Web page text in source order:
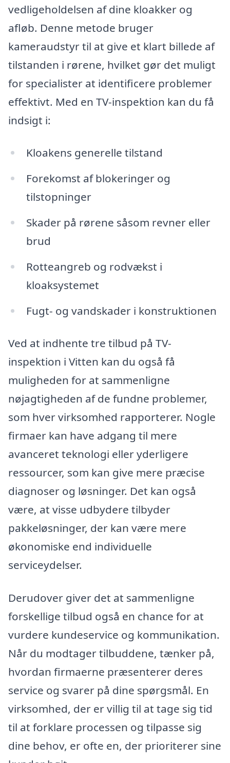
vedligeholdelsen af dine kloakker og
afløb. Denne metode bruger
kameraudstyr til at give et klart billede af
tilstanden i rørene, hvilket gør det muligt
for specialister at identificere problemer
effektivt. Med en TV-inspektion kan du få
indsigt i:
Kloakens generelle tilstand
Forekomst af blokeringer og
tilstopninger
Skader på rørene såsom revner eller
brud
Rotteangreb og rodvækst i
kloaksystemet
Fugt- og vandskader i konstruktionen
Ved at indhente tre tilbud på TV-
inspektion i Vitten kan du også få
muligheden for at sammenligne
nøjagtigheden af de fundne problemer,
som hver virksomhed rapporterer. Nogle
firmaer kan have adgang til mere
avanceret teknologi eller yderligere
ressourcer, som kan give mere præcise
diagnoser og løsninger. Det kan også
være, at visse udbydere tilbyder
pakkeløsninger, der kan være mere
økonomiske end individuelle
serviceydelser.
Derudover giver det at sammenligne
forskellige tilbud også en chance for at
vurdere kundeservice og kommunikation.
Når du modtager tilbuddene, tænker på,
hvordan firmaerne præsenterer deres
service og svarer på dine spørgsmål. En
virksomhed, der er villig til at tage sig tid
til at forklare processen og tilpasse sig
dine behov, er ofte en, der prioriterer sine